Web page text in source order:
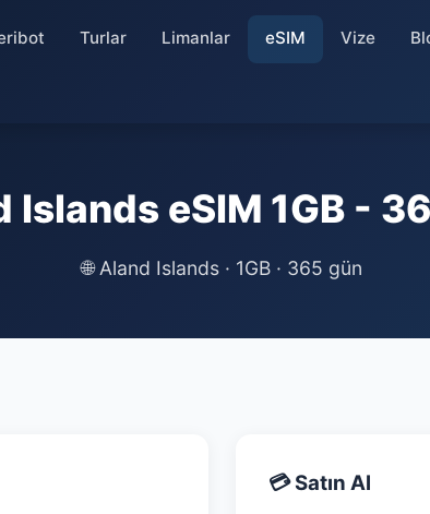
Turlar Limanlar eSIM Vize
Islands eSIM 1GB -
🌐Aland Islands · 1GB · 365 gün
💳 Satın Al